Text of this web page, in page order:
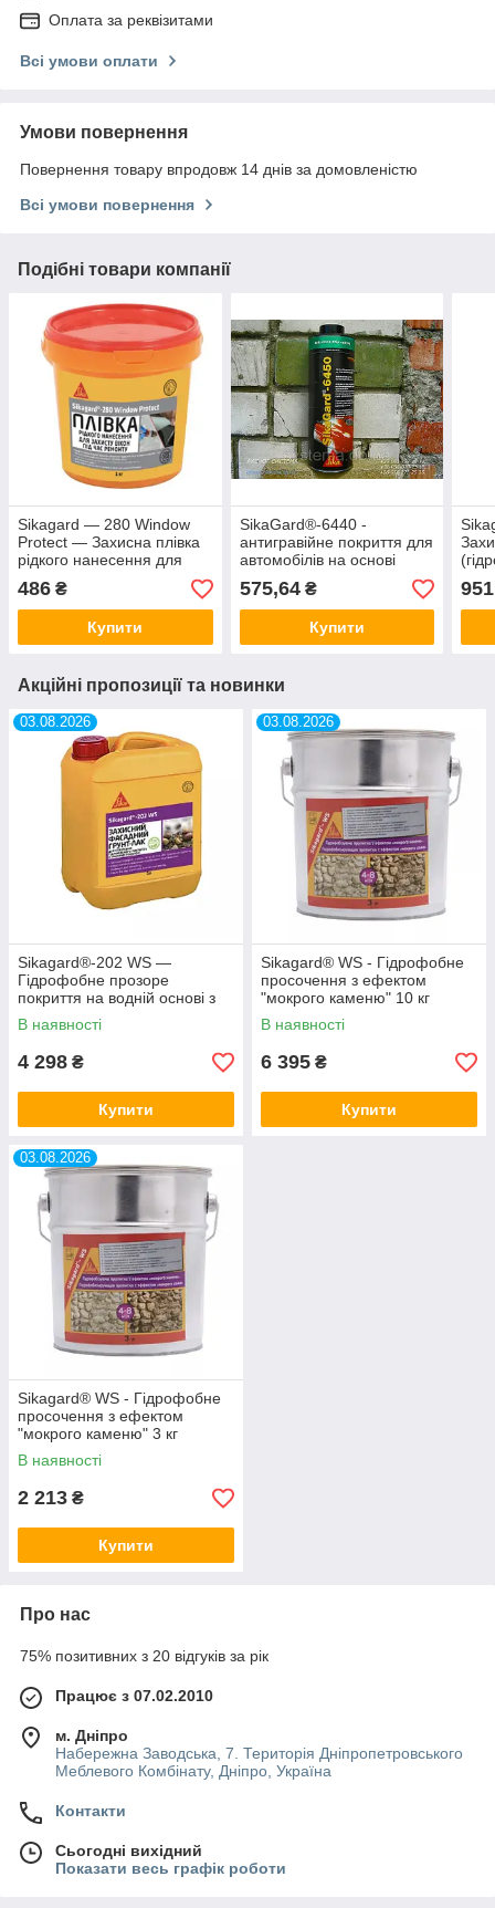
Оплата за реквізитами
Всі умови оплати
Умови повернення
Повернення товару впродовж 14 днів за домовленістю
Всі умови повернення
Подібні товари компанії
Sikagard — 280 Window
Protect — Захисна плівка
рідкого нанесення для
ремонту, 1 л.
486 ₴
Купити
SikaGard®-6440 -
антигравійне покриття для
автомобілів на основі
каучуку, чорний, 1 л
575,64₴
Купити
951
Акційні пропозиції та новинки
03.08.2026
Sikagard®-202 WS —
Гідрофобне прозоре
покриття на водній основі з
ефектом "мокрого каменю"
10 л
В наявності
4 298 ₴
Купити
03.08.2026
Sikagard® WS - Гідрофобне
просочення з ефектом
"мокрого каменю" 10 кг
В наявності
6 395 ₴
Купити
03.08.2026
Sikagard® WS - Гідрофобне
просочення з ефектом
"мокрого каменю" 3 кг
В наявності
2 213 ₴
Купити
Про нас
75% позитивних з 20 відгуків за рік
Працює з 07.02.2010
м. Дніпро
Набережна Заводська, 7. Територія Дніпропетровського
Меблевого Комбінату, Дніпро, Україна
Контакти
Сьогодні вихідний
Показати весь графік роботи